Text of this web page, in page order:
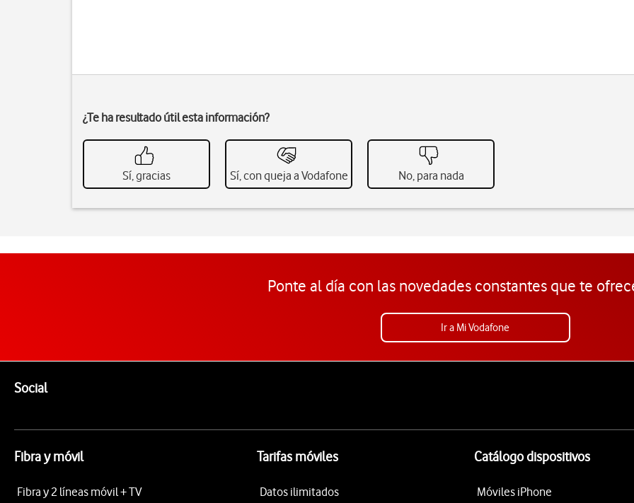
¿Te ha resultado útil esta información?
Sí, gracias Sí, con queja a Vodafone No, para nada
Ponte al día con las novedades constantes que te
Ir a Mi Vodafone
SocialEnlaces a las redes sociales de Vodafone
Fibra y móvil
Fibra y 2 líneas móvil + TV
Tarifas móviles
Datos ilimitados
Catálogo dispositivos
Móviles iPhone